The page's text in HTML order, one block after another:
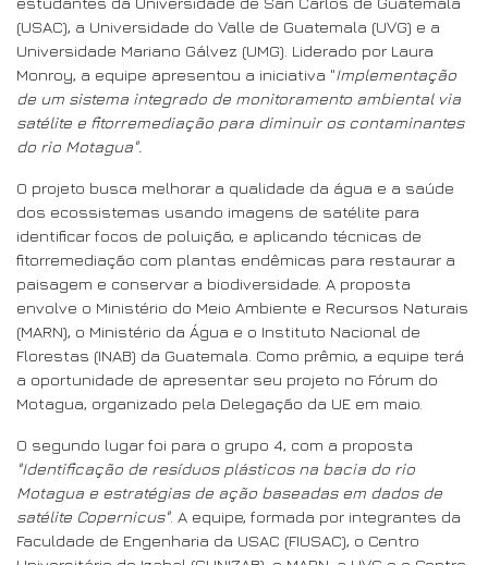
(USAC), a Universidade do Valle de Guatemala (UVG) e a
Universidade Mariano Gálvez (UMG). Liderado por Laura
Monroy, a equipe apresentou a iniciativa "Implementação
de um sistema integrado de monitoramento ambiental via
satélite e fitorremediação para diminuir os contaminantes
do rio Motagua".
O projeto busca melhorar a qualidade da água e a saúde
dos ecossistemas usando imagens de satélite para
identificar focos de poluição, e aplicando técnicas de
fitorremediação com plantas endêmicas para restaurar a
paisagem e conservar a biodiversidade. A proposta
envolve o Ministério do Meio Ambiente e Recursos Naturais
(MARN), o Ministério da Água e o Instituto Nacional de
Florestas (INAB) da Guatemala. Como prêmio, a equipe terá
a oportunidade de apresentar seu projeto no Fórum do
Motagua, organizado pela Delegação da UE em maio.
O segundo lugar foi para o grupo 4, com a proposta
"Identificação de resíduos plásticos na bacia do rio
Motagua e estratégias de ação baseadas em dados de
satélite Copernicus". A equipe, formada por integrantes da
Faculdade de Engenharia da USAC (FIUSAC), o Centro